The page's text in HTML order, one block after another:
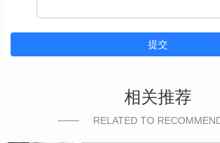
提交
相关推荐
RELATED TO